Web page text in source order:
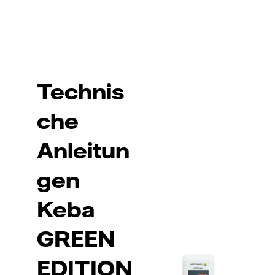
Technis
che
Anleitun
gen
Keba
GREEN
EDITION